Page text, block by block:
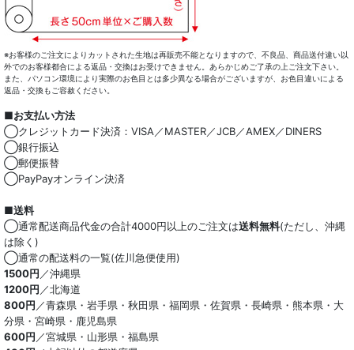
※お客様のご注文によりカットされた生地は再販売不能となりますので、不良品、商品送付違い以
外でのお客様都合による返品・交換はお受けできません。あらかじめご了承の上ご注文下さい。
また、パソコン環境により実際のお色目とは多少異なる場合がございますが、お色目違いによる
返品・交換もご容赦ください。
■お支払い方法
◯クレジットカード決済：VISA／MASTER／JCB／AMEX／DINERS
◯銀行振込
◯郵便振替
◯PayPayオンライン決済
■送料
◯通常配送商品代金の合計4000円以上のご注文は送料無料(ただし、沖縄
は除く)
◯通常の配送料の一覧(佐川急便使用)
1500円 ／沖縄県
1200円 ／北海道
800円 ／青森県・岩手県・秋田県・福岡県・佐賀県・長崎県・熊本県・大
分県・宮崎県・鹿児島県
600円 ／宮城県・山形県・福島県